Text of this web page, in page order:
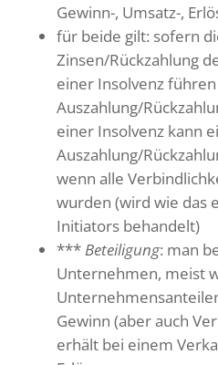
Gewinn-, Umsatz-,
für beide gilt: sofern
Zinsen/Rückzahlung
einer Insolvenz
Auszahlung/
einer Insolvenz kann
Auszahlung/
wenn alle
wurden (wird wie das
Initiators behandelt)
***Beteiligung: man
Unternehmen, meist
Gewinn (aber auch
erhält bei einem